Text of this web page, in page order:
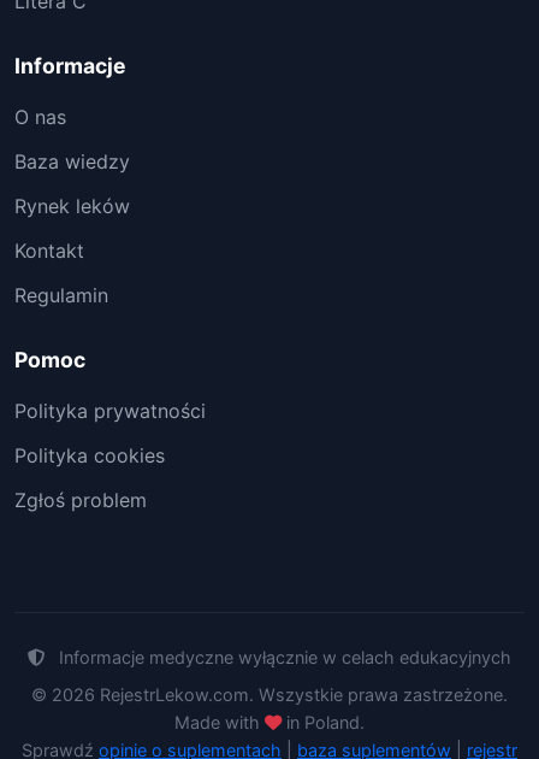
Informacje
O nas
Baza wiedzy
Rynek leków
Kontakt
Regulamin
Pomoc
Polityka prywatności
Polityka cookies
Zgłoś problem
Informacje medyczne wyłącznie w celach edukacyjnych
© 2026 RejestrLekow.com. Wszystkie prawa zastrzeżone.
Made with
in Poland.
Sprawdź opinie o suplementach baza suplementów rejestr